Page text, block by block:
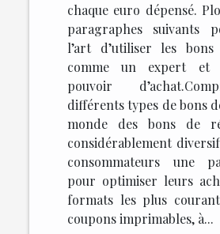
chaque euro dépensé.
paragraphes suivants
l’art d’utiliser les
comme un expert et
pouvoir
différents types de bons
monde des bons de
considérablement
consommateurs une
pour optimiser leurs
formats les plus
coupons imprimables, à...